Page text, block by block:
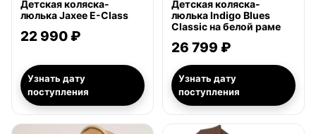
Детская коляска-
люлька Jaxee E-Class
22 990 ₽
Узнать дату
поступления
Детская коляска-
люлька Indigo Blues
Classic на белой раме
26 799 ₽
Узнать дату
поступления